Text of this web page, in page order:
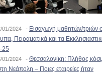
01/2024 - Εισαγωγή μαθητών/τριών
Πειραματικά και τα
25
01/2024 - Θεσσαλονίκη: Πλήθος
Νεάπολη – Ποιες εταιρείες ήταν